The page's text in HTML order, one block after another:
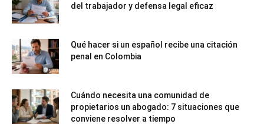
del trabajador y defensa legal eficaz
Qué hacer si un español recibe una citación
penal en Colombia
Cuándo necesita una comunidad de
propietarios un abogado: 7 situaciones que
conviene resolver a tiempo